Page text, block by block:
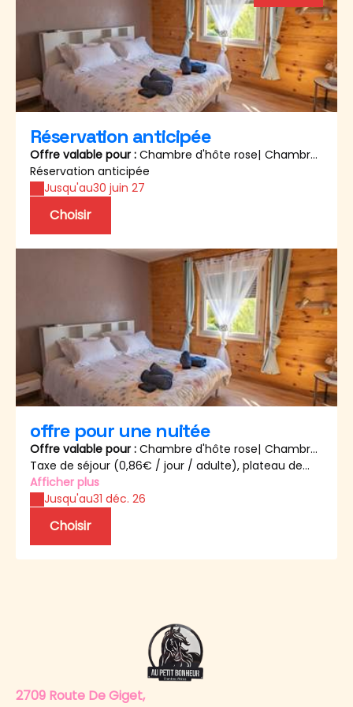
Réservation anticipée
Offre valable pour : Chambre d'hôte rose| Chambre
d'hôte bleue| lit parapluie Bebe
Réservation anticipée
Jusqu'au30 juin 27
Choisir
offre pour une nuitée
Offre valable pour : Chambre d'hôte rose| Chambre
d'hôte bleue
Taxe de séjour (0,86€ / jour / adulte), plateau de
convivialité, bouloir, thés, café, sucre, à volonté dans
la chambre et lait sur demande.
congélateur.
Changement de linge et draps si long séjour, prévue
Afficher plus
Jusqu'au31 déc. 26
Choisir
2709 Route De Giget,